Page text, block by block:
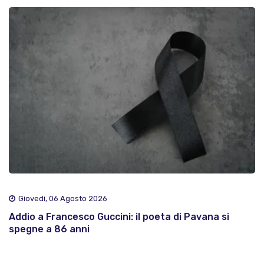
Giovedì, 06 Agosto 2026
Addio a Francesco Guccini: il poeta di Pavana si
spegne a 86 anni